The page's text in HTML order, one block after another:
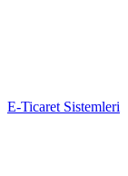
E-Ticaret Sistemleri